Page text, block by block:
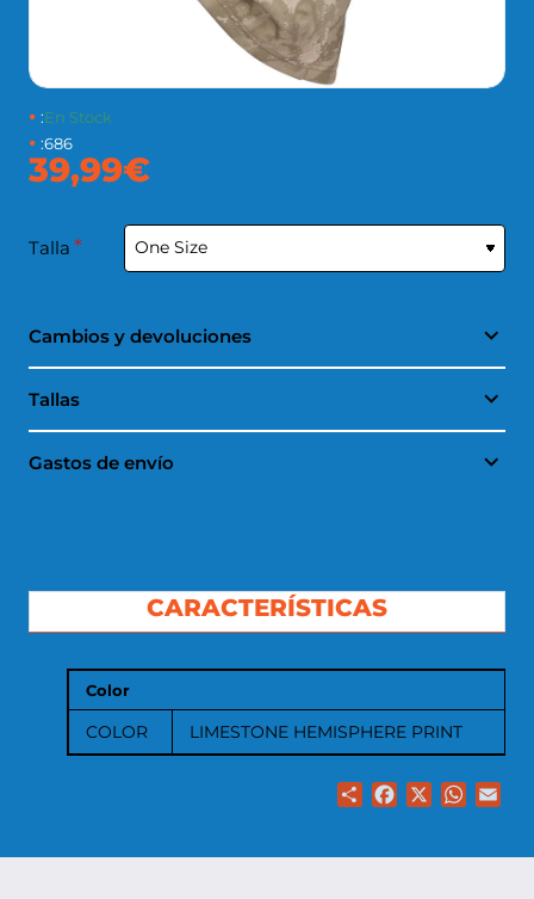
39,99€
:En Stock
:686
Talla
Cambios y devoluciones
Tallas
Gastos de envío
CARACTERÍSTICAS
Color
COLOR LIMESTONE HEMISPHERE PRINT
ShareFacebook
X